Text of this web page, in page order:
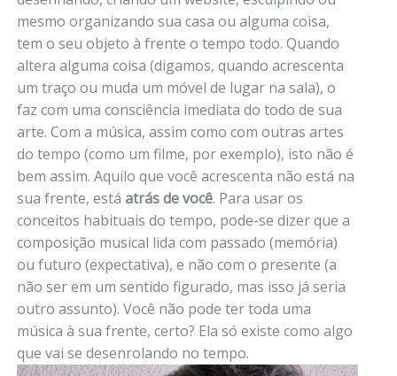
mesmo organizando sua casa ou alguma coisa,
tem o seu objeto à frente o tempo todo. Quando
altera alguma coisa (digamos, quando acrescenta
um traço ou muda um móvel de lugar na sala), o
faz com uma consciência imediata do todo de sua
arte. Com a música, assim como com outras artes
do tempo (como um filme, por exemplo), isto não é
bem assim. Aquilo que você acrescenta não está na
sua frente, está atrás de você. Para usar os
conceitos habituais do tempo, pode-se dizer que a
composição musical lida com passado (memória)
ou futuro (expectativa), e não com o presente (a
não ser em um sentido figurado, mas isso já seria
outro assunto). Você não pode ter toda uma
música à sua frente, certo? Ela só existe como algo
que vai se desenrolando no tempo.